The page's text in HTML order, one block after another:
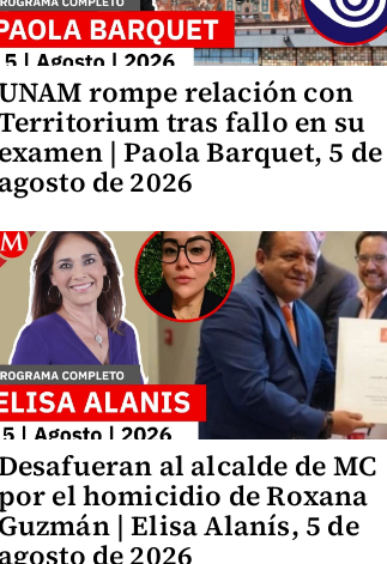
rompe relación con
tras fallo en su
examen | Paola Barquet, 5 de
agosto de 2026
al alcalde de MC
el homicidio de Roxana
Guzmán | Elisa Alanís, 5 de
agosto de 2026